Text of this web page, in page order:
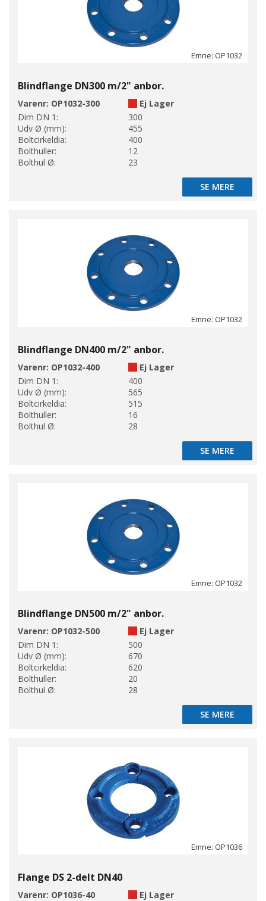
Emne: OP1032
Blindflange DN300 m/2" anbor.
Varenr: OP1032-300
Ej Lager
Dim DN 1:
300
Udv Ø (mm):
455
Boltcirkeldia:
400
Bolthuller:
12
Bolthul Ø:
23
SE MERE
SE MERE
Emne: OP1032
Blindflange DN400 m/2" anbor.
Varenr: OP1032-400
Ej Lager
Dim DN 1:
400
Udv Ø (mm):
565
Boltcirkeldia:
515
Bolthuller:
16
Bolthul Ø:
28
SE MERE
SE MERE
Emne: OP1032
Blindflange DN500 m/2" anbor.
Varenr: OP1032-500
Ej Lager
Dim DN 1:
500
Udv Ø (mm):
670
Boltcirkeldia:
620
Bolthuller:
20
Bolthul Ø:
28
SE MERE
SE MERE
Emne: OP1036
Flange DS 2-delt DN40
Varenr: OP1036-40
Ej Lager